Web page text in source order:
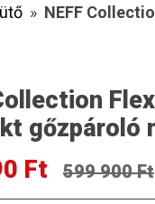
» NEFF
gőzpároló
Ft
599 900 Ft